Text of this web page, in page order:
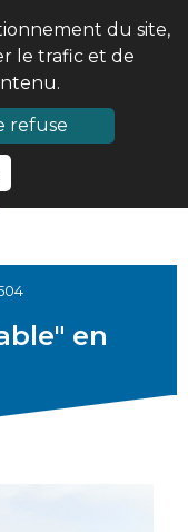
du site,
le trafic et de
refuse
en